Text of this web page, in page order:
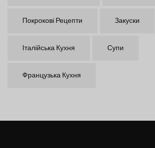
Покрокові Рецепти Закуски
Італійська Кухня Супи
Французька Кухня